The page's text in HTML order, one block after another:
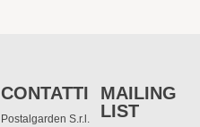
CONTATTI
Postalgarden S.r.l.
MAILING
LIST